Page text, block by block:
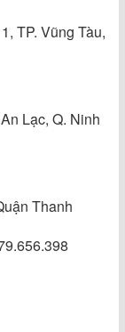
TP. Vũng Tàu,
Lạc, Q. Ninh
Thanh